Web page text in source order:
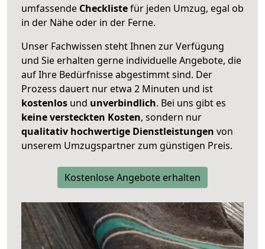
umfassende Checklistefür jeden Umzug, egal ob
in der Nähe oder in der Ferne.
Unser Fachwissen steht Ihnen zur Verfügung
und Sie erhalten gerne individuelle Angebote, die
auf Ihre Bedürfnisse abgestimmt sind. Der
Prozess dauert nur etwa 2 Minuten und ist
kostenlos und unverbindlich. Bei uns gibt es
keine versteckten Kosten, sondern nur
qualitativ hochwertige Dienstleistungen von
unserem Umzugspartner zum günstigen Preis.
Kostenlose Angebote erhalten